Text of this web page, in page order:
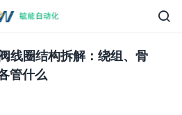
线圈结构拆解：绕组、骨
管什么